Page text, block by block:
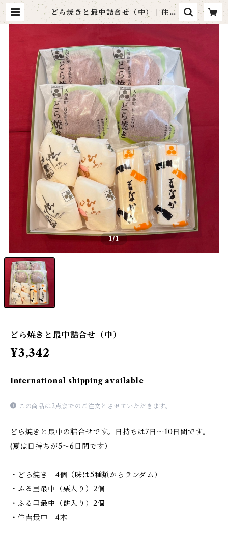
どら焼きと最中詰合せ（中） | 住吉
団子本舗
1/1
どら焼きと最中詰合せ（中）
¥3,342
International shipping available
この商品は2点までのご注文とさせていただきます。
どら焼きと最中の詰合せです。日持ちは7日～10日間です。
(夏は日持ちが5～6日間です）
・どら焼き 4個（味は5種類からランダム）
・ふる里最中（栗入り）2個
・ふる里最中（餅入り）2個
・住吉最中 4本